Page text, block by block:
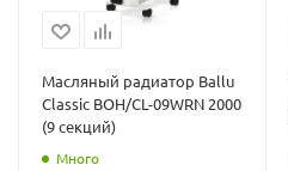
Масляный радиатор Ballu
Classic BOH/CL-09WRN 2000
(9 секций)
Много